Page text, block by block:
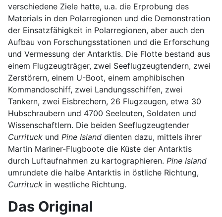
verschiedene Ziele hatte, u.a. die Erprobung des
Materials in den Polarregionen und die Demonstration
der Einsatzfähigkeit in Polarregionen, aber auch den
Aufbau von Forschungsstationen und die Erforschung
und Vermessung der Antarktis. Die Flotte bestand aus
einem Flugzeugträger, zwei Seeflugzeugtendern, zwei
Zerstörern, einem U-Boot, einem amphibischen
Kommandoschiff, zwei Landungsschiffen, zwei
Tankern, zwei Eisbrechern, 26 Flugzeugen, etwa 30
Hubschraubern und 4700 Seeleuten, Soldaten und
Wissenschaftlern. Die beiden Seeflugzeugtender
Currituck und Pine Island dienten dazu, mittels ihrer
Martin Mariner-Flugboote die Küste der Antarktis
durch Luftaufnahmen zu kartographieren. Pine Island
umrundete die halbe Antarktis in östliche Richtung,
Currituck in westliche Richtung.
Das Original